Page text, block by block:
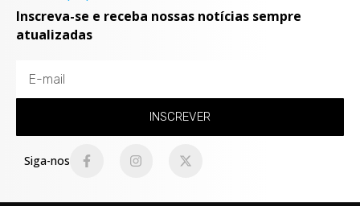
Inscreva-se e receba nossas notícias sempre
atualizadas
INSCREVER
Siga-nos